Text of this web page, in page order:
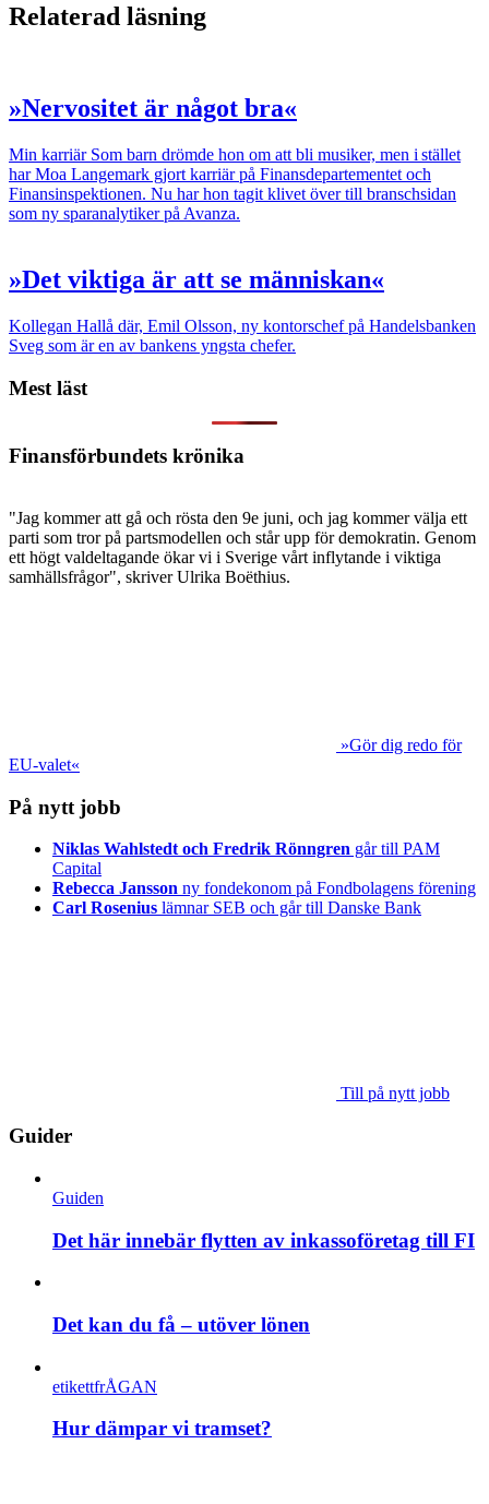
Relaterad läsning
»Nervositet är något bra«
Min karriärSom barn drömde hon om att bli musiker, men i stället
har Moa Langemark gjort karriär på Finansdepartementet och
Finansinspektionen. Nu har hon tagit klivet över till bransch­sidan
som ny sparanalytiker på Avanza.
»Det viktiga är att se människan«
Kollegan Hallå där, Emil Olsson, ny kontorschef på Handelsbanken
Sveg som är en av bankens yngsta chefer.
Mest läst
Finansförbundets krönika
"Jag kommer att gå och rösta den 9e juni, och jag kommer välja ett
parti som tror på partsmodellen och står upp för demokratin. Genom
ett högt valdeltagande ökar vi i Sverige vårt inflytande i viktiga
samhällsfrågor", skriver Ulrika Boëthius.
»Gör dig redo för
EU-valet«
På nytt jobb
Niklas Wahlstedt och Fredrik Rönngren går till PAM
Capital
Rebecca Jansson ny fondekonom på Fondbolagens förening
Carl Rosenius lämnar SEB och går till Danske Bank
Till på nytt jobb
Guider
Guiden
Det här innebär flytten av inkassoföretag till FI
Det kan du få – utöver lönen
etikettfrÅGAN
Hur dämpar vi tramset?